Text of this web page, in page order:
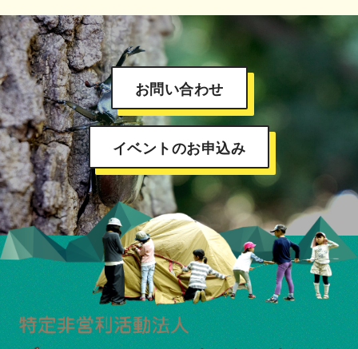
お問い合わせ
イベントのお申込み